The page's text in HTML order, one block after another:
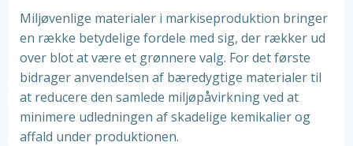
Miljøvenlige materialer i markiseproduktion bringer
en række betydelige fordele med sig, der rækker ud
over blot at være et grønnere valg. For det første
bidrager anvendelsen af bæredygtige materialer til
at reducere den samlede miljøpåvirkning ved at
minimere udledningen af skadelige kemikalier og
affald under produktionen.